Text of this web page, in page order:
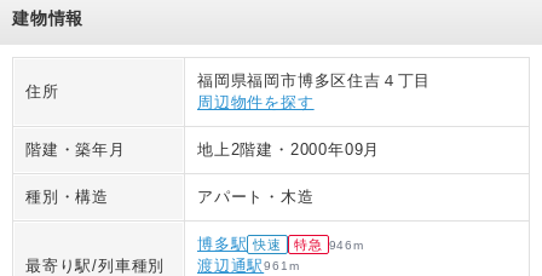
建物情報
住所
福岡県福岡市博多区住吉４丁目
周辺物件を探す
階建・築年月 地上2階建 ・ 2000年09月
種別・構造 アパート ・ 木造
最寄り駅/列車種別
博多駅 快速 特急 946m
渡辺通駅961 m